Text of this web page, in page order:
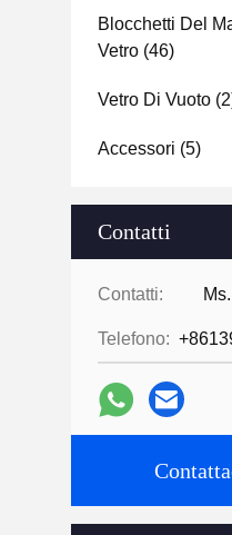
Blocchetti Del
Vetro (46)
Vetro Di Vuoto
Accessori (5)
Contatti
Contatti:
Telefono: